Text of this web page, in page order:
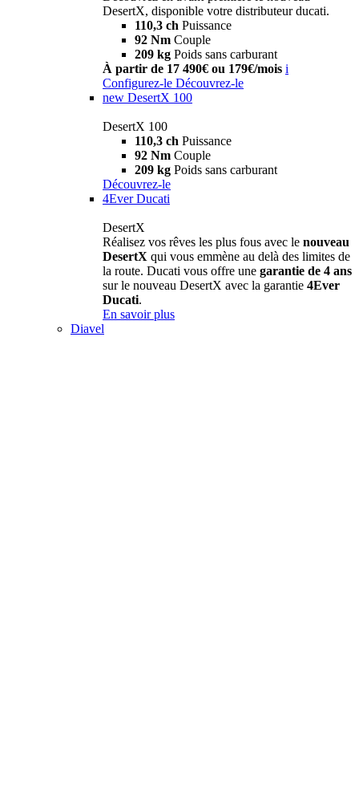
DesertX, disponible votre distributeur ducati.
110,3 ch Puissance
92 Nm Couple
209 kg Poids sans carburant
À partir de 17 490€ ou 179€/mois i
Configurez-le Découvrez-le
new DesertX 100
DesertX 100
110,3 ch Puissance
92 Nm Couple
209 kg Poids sans carburant
Découvrez-le
4Ever Ducati
DesertX
Réalisez vos rêves les plus fous avec le nouveau
DesertX qui vous emmène au delà des limites de
la route. Ducati vous offre une garantie de 4 ans
sur le nouveau DesertX avec la garantie 4Ever
Ducati.
En savoir plus
Diavel